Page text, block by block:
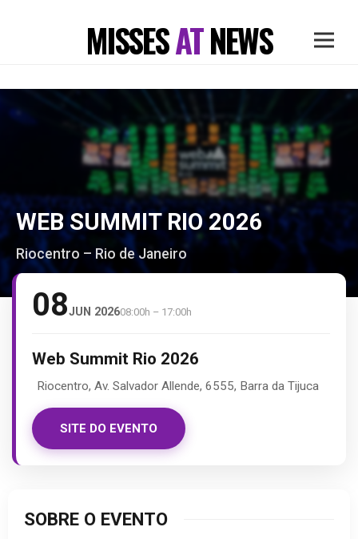
MISSESATNEWS
WEB SUMMIT RIO 2026
Riocentro – Rio de Janeiro
08JUN 202608:00h – 17:00h
Web Summit Rio 2026
Riocentro, Av. Salvador Allende, 6555, Barra da Tijuca
SITE DO EVENTO
SOBRE O EVENTO